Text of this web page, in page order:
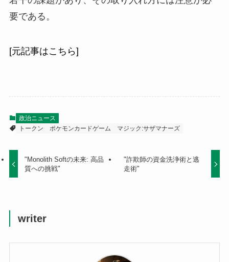
要である。
[元記事はこちら]
政治ニュース
トークン
ポケモンカードゲーム マジック:サザマナーズ
"Monolith Softの未来: 高品
質への挑戦"
"詐欺師の資金洗浄術と逃
走術"
writer